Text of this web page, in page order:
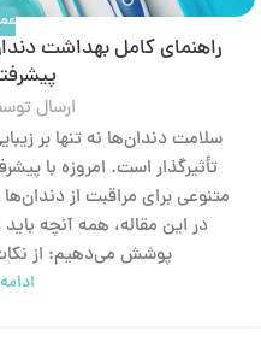
راهنمای کامل بهداشت
ارسال
سلامت دندان‌ها نه تنها بر
تأثیرگذار است. امروزه با
متنوعی برای مراقبت از
در این مقاله، همه آنچه
پوشش می‌دهیم: از